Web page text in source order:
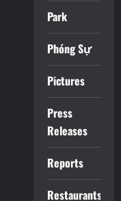
Park
Phóng Sự
Pictures
Press
Releases
Reports
Restaurants